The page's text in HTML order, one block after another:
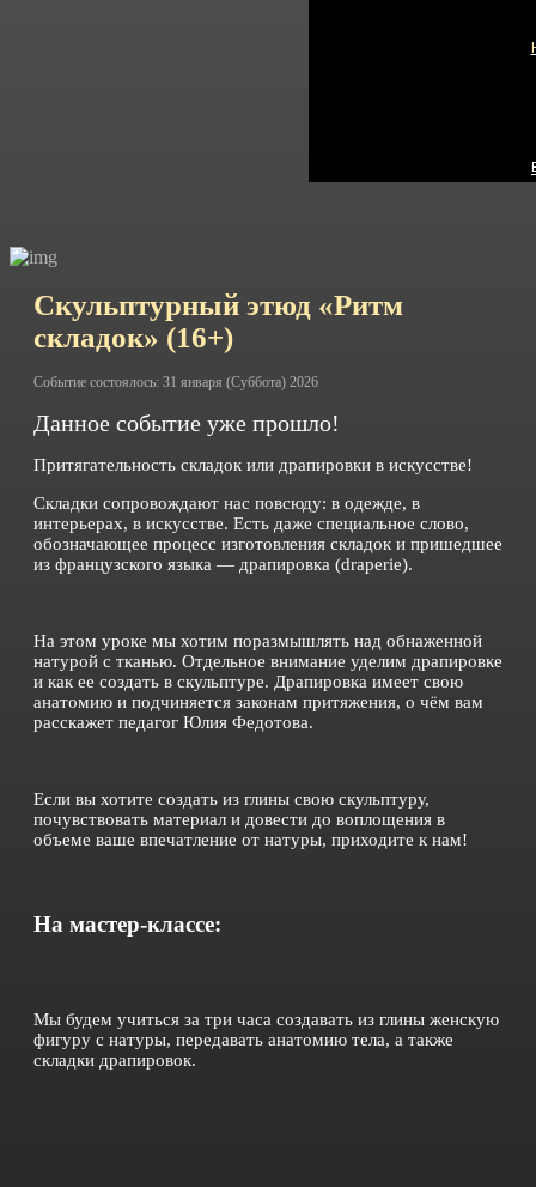
Скульптурный этюд «Ритм
складок» (16+)
Событие состоялось: 31 января (Суббота) 2026
Данное событие уже прошло!
Притягательность складок или драпировки в искусстве!
Складки сопровождают нас повсюду: в одежде, в
интерьерах, в искусстве. Есть даже специальное слово,
обозначающее процесс изготовления складок и пришедшее
из французского языка — драпировка (draperie).
На этом уроке мы хотим поразмышлять над обнаженной
натурой с тканью. Отдельное внимание уделим драпировке
и как ее создать в скульптуре. Драпировка имеет свою
анатомию и подчиняется законам притяжения, о чём вам
расскажет педагог Юлия Федотова.
Если вы хотите создать из глины свою скульптуру,
почувствовать материал и довести до воплощения в
объеме ваше впечатление от натуры, приходите к нам!
На мастер-классе:
Мы будем учиться за три часа создавать из глины женскую
фигуру с натуры, передавать анатомию тела, а также
складки драпировок.